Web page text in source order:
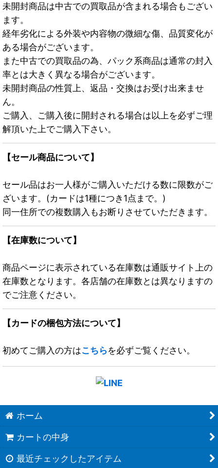
未開封商品は中古での買取品が含まれる場合もござい
ます。
経年劣化による外装や内容物の微細な傷、品質変化が
ある場合がございます。
また中古での買取品の為、パック系商品は通常の封入
率とは大きく異なる場合がございます。
未開封商品の性質上、返品・交換はお受け出来ませ
ん。
ご購入、ご購入後に開封される場合は以上を必ずご理
解頂いた上でご購入下さい。
【セール商品について】
セール品はお一人様がご購入いただける数に限数がご
ざいます。(カードは1種につき1点まで。)
同一住所での複数購入もお断りさせていただきます。
【在庫数について】
商品ページに表示されている在庫数は通販サイト上の
在庫数となります。各店舗の在庫数とは異なりますの
でご注意ください。
【カードの梱包方法について】
初めてご購入の方はこちらを必ずご覧ください。
ホーム
カートの中身
最近チェックしたアイテム